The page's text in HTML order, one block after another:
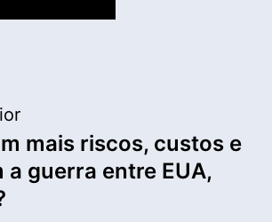
mais riscos, custos e
guerra entre EUA,